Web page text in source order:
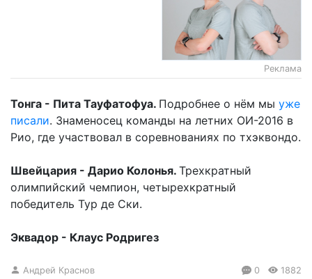
Реклама
Тонга - Пита Тауфатофуа. Подробнее о нём мы уже
писали. Знаменосец команды на летних ОИ-2016 в
Рио, где участвовал в соревнованиях по тхэквондо.
Швейцария - Дарио Колонья. Трехкратный
олимпийский чемпион, четырехкратный
победитель Тур де Ски.
Эквадор - Клаус Родригез
Андрей Краснов 0 1882